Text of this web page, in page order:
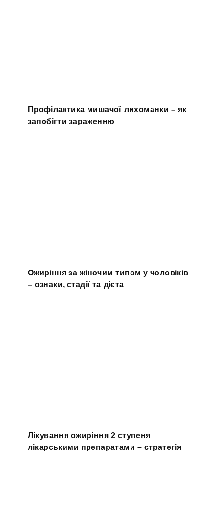
Профілактика мишачої лихоманки – як
запобігти зараженню
Ожиріння за жіночим типом у чоловіків
– ознаки, стадії та дієта
Лікування ожиріння 2 ступеня
лікарськими препаратами – стратегія